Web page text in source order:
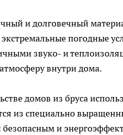
и долговечный
погодные
звуко- и
внутри дома.
домов из бруса
из специально
безопасным и